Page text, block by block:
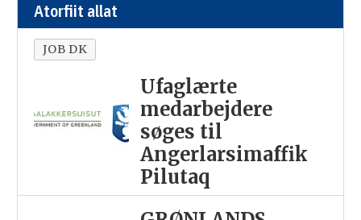
Atorfiit allat
JOB DK
Ufaglærte
medarbejdere
søges til
Angerlarsimaffik
Pilutaq